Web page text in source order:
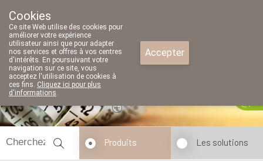
Aujourd'hui A présent
Produits Les solutions
Cookies
Ce site Web utilise des cookies pour
améliorer votre expérience
utilisateur ainsi que pour adapter
nos services et offres à vos centres
d'intérêts. En poursuivant votre
navigation sur ce site, vous
acceptez l'utilisation de cookies à
ces fins. Cliquez ici pour plus
d'informations.
Accepter